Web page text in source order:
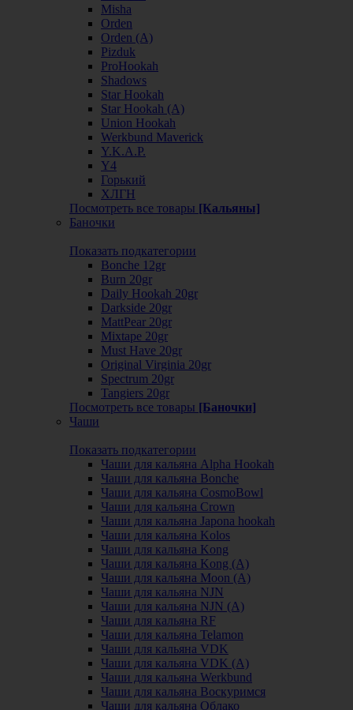
Misha
Orden
Orden (А)
Pizduk
ProHookah
Shadows
Star Hookah
Star Hookah (А)
Union Hookah
Werkbund Maverick
Y.K.A.P.
Y4
Горький
ХЛГН
Посмотреть все товары [Кальяны]
Баночки
Показать подкатегории
Bonche 12gr
Burn 20gr
Daily Hookah 20gr
Darkside 20gr
MattPear 20gr
Mixtape 20gr
Must Have 20gr
Original Virginia 20gr
Spectrum 20gr
Tangiers 20gr
Посмотреть все товары [Баночки]
Чаши
Показать подкатегории
Чаши для кальяна Alpha Hookah
Чаши для кальяна Bonche
Чаши для кальяна CosmoBowl
Чаши для кальяна Crown
Чаши для кальяна Japona hookah
Чаши для кальяна Kolos
Чаши для кальяна Kong
Чаши для кальяна Kong (A)
Чаши для кальяна Moon (А)
Чаши для кальяна NJN
Чаши для кальяна NJN (А)
Чаши для кальяна RF
Чаши для кальяна Telamon
Чаши для кальяна VDK
Чаши для кальяна VDK (А)
Чаши для кальяна Werkbund
Чаши для кальяна Воскуримся
Чаши для кальяна Облако